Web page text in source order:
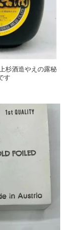
杉酒造やえの露秘
す